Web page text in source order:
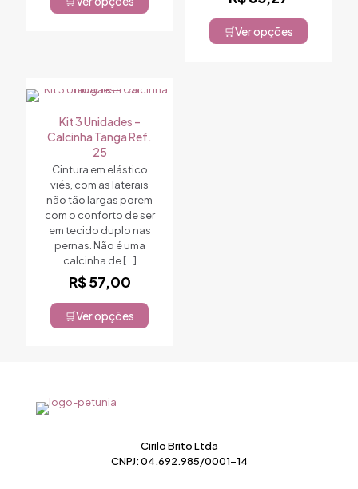
Este
opções
ser
escolhidas
na
página
do
produto
preço:
R$ 56,72
Ver opções
Este
Kit 3 Unidades –
Calcinha Tanga Ref.
25
Cintura em elástico
viés, com as laterais
não tão largas porem
com o conforto de ser
em tecido duplo nas
pernas. Não é uma
calcinha de[…]
R$57,00
Ver opções
Este
As
escolhidas
Cirilo Brito Ltda
CNPJ: 04.692.985/0001-14